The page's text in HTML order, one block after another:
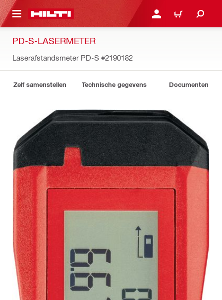
HOOFDINHOUD LOG IN OF REGISTREER
WINKELWAGEN
PD-S-LASERMETER
Laserafstandsmeter PD-S #2190182
Zelf samenstellen Technische gegevens Documenten